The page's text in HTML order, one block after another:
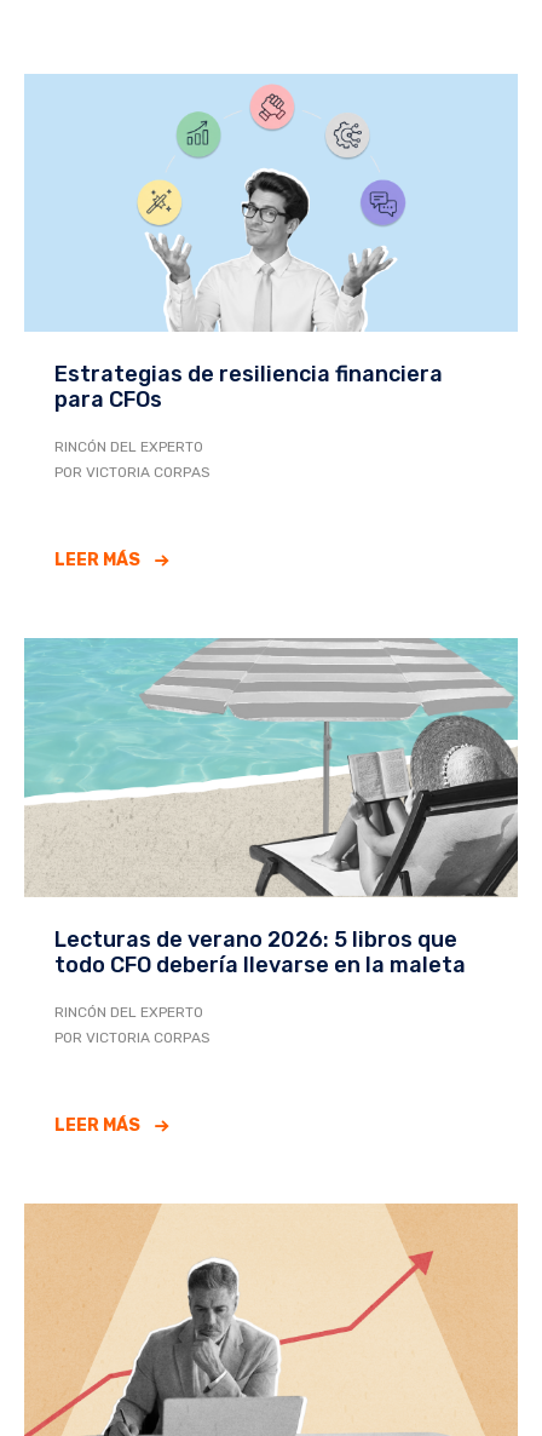
Estrategias de resiliencia financiera
para CFOs
RINCÓN DEL EXPERTO
POR VICTORIA CORPAS
LEER MÁS
Lecturas de verano 2026: 5 libros que
todo CFO debería llevarse en la maleta
RINCÓN DEL EXPERTO
POR VICTORIA CORPAS
LEER MÁS